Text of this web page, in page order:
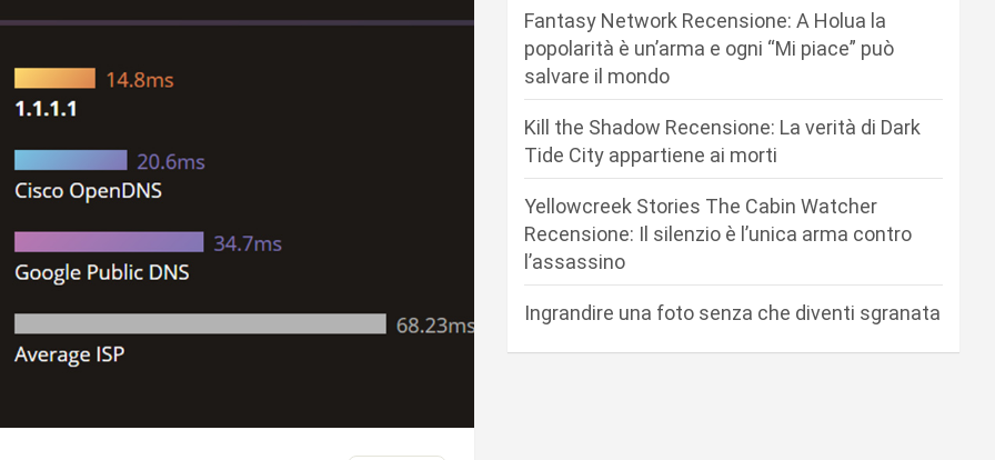
Fantasy Network Recensione: A Holua la
popolarità è un’arma e ogni “Mi piace” può
salvare il mondo
Kill the Shadow Recensione: La verità di Dark
Tide City appartiene ai morti
Yellowcreek Stories The Cabin Watcher
Recensione: Il silenzio è l’unica arma contro
l’assassino
Ingrandire una foto senza che diventi sgranata